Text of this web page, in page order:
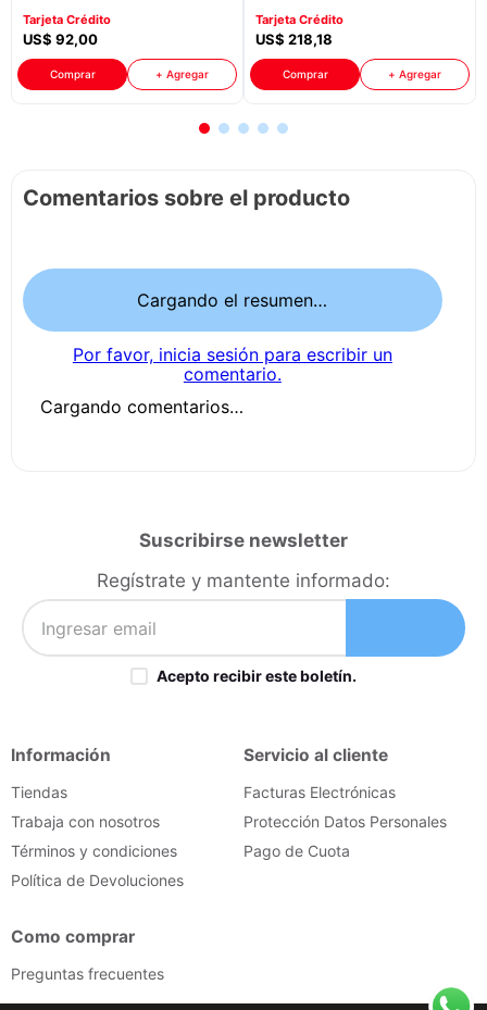
Tarjeta Crédito
US$ 92,00
Comprar + Agregar
Tarjeta Crédito
US$ 218,18
Comprar + Agregar
Comentarios sobre el producto
Cargando el resumen…
Por favor, inicia sesión para escribir un
comentario.
Cargando comentarios…
Suscribirse newsletter
Regístrate y mantente informado:
Acepto recibir este boletín.
Información
Tiendas
Trabaja con nosotros
Términos y condiciones
Política de Devoluciones
Servicio al cliente
Facturas Electrónicas
Protección Datos Personales
Pago de Cuota
Como comprar
Preguntas frecuentes